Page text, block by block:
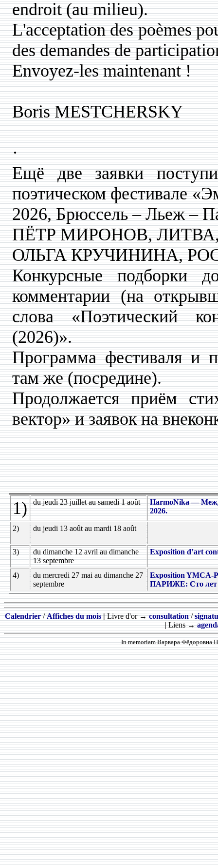
endroit (au milieu).
L'acceptation des poèmes
des demandes de
Envoyez-les maintenant !
Boris MESTCHERSKY
·
Ещё две заявки
поэтическом фестивале
2026, Брюссель – Льеж –
ПЁТР МИРОНОВ,
ОЛЬГА КРУЧИНИНА,
Конкурсные подборки
комментарии (на
слова «Поэтический
(2026)».
Программа фестиваля и
там же (посредине).
Продолжается приём
вектор» и заявок на
1) du jeudi 23 juillet au samedi 1 août
HarmoNika —
2026.
2) du jeudi 13 août au mardi 18 août
3)
du dimanche 12 avril au dimanche
13 septembre
Exposition d’art
4)
du mercredi 27 mai au dimanche 27
septembre
Exposition YMCA-
ПАРИЖЕ: Сто лет
Calendrier/Affiches du mois |Livre d'or →consultation/
|Liens →
In memoriam Варвара Фёдоровна